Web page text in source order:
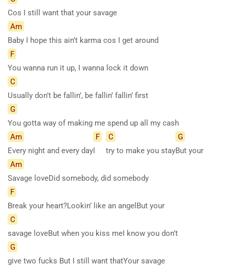
Cos I still want that your savage
Am
Baby I hope this ain’t karma cos I get around
F
You wanna run it up, I wanna lock it down
C
Usually don’t be fallin’, be fallin’ fallin’ first
G
You gotta way of making me spend up all my cash
Am
Every night and every day
F
I
C
try to make you stay
G
But your
Am
Savage loveDid somebody, did somebody
F
Break your heart?Lookin’ like an angelBut your
C
savage loveBut when you kiss meI know you don’t
G
give two fucks But I still want thatYour savage